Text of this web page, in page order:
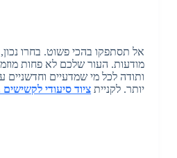
אל תסתפקו בהכי פשוט. בחרו
מודעות. העור שלכם לא פחות
ותודה לכל מי שמדעיים
יותר. לקניית ציוד סיעודי